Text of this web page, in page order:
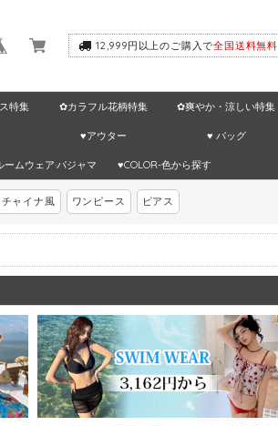
12,999円以上のご購入で全国送料無料
特集 ✿カラフル花柄特集 ✿爽やか・涼しい特集
♥アウター ♥ バッグ
ムウェア·パジャマ ♥COLOR-色から探す
チャイナ風 ワンピース ピアス